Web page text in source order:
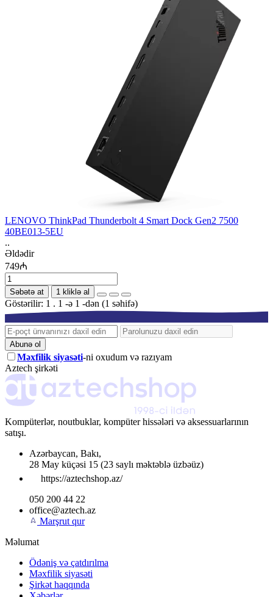
LENOVO ThinkPad Thunderbolt 4 Smart Dock Gen2 7500
40BE013-5EU
..
Əldədir
749₼
Səbətə at 1 kliklə al
Göstərilir: 1 . 1 -ə 1 -dən (1 səhifə)
Abunə ol
Məxfilik siyasəti-ni oxudum və razıyam
Aztech şirkəti
Kompüterlər, noutbuklar, kompüter hissələri və aksessuarlarının
satışı.
Azərbaycan, Bakı,
28 May küçəsi 15 (23 saylı məktəblə üzbəüz)
https://aztechshop.az/
050 200 44 22
office@aztech.az
Marşrut qur
Məlumat
Ödəniş və çatdırılma
Məxfilik siyasəti
Şirkət haqqında